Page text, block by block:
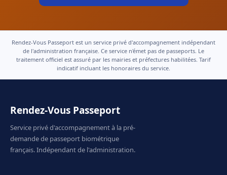
Rendez-Vous Passeport est un service privé d'accompagnement indépendant
de l'administration française. Ce service n'émet pas de passeports. Le
traitement officiel est assuré par les mairies et préfectures habilitées. Tarif
indicatif incluant les honoraires du service.
Rendez-Vous Passeport
Service privé d'accompagnement à la pré-
demande de passeport biométrique
français. Indépendant de l'administration.